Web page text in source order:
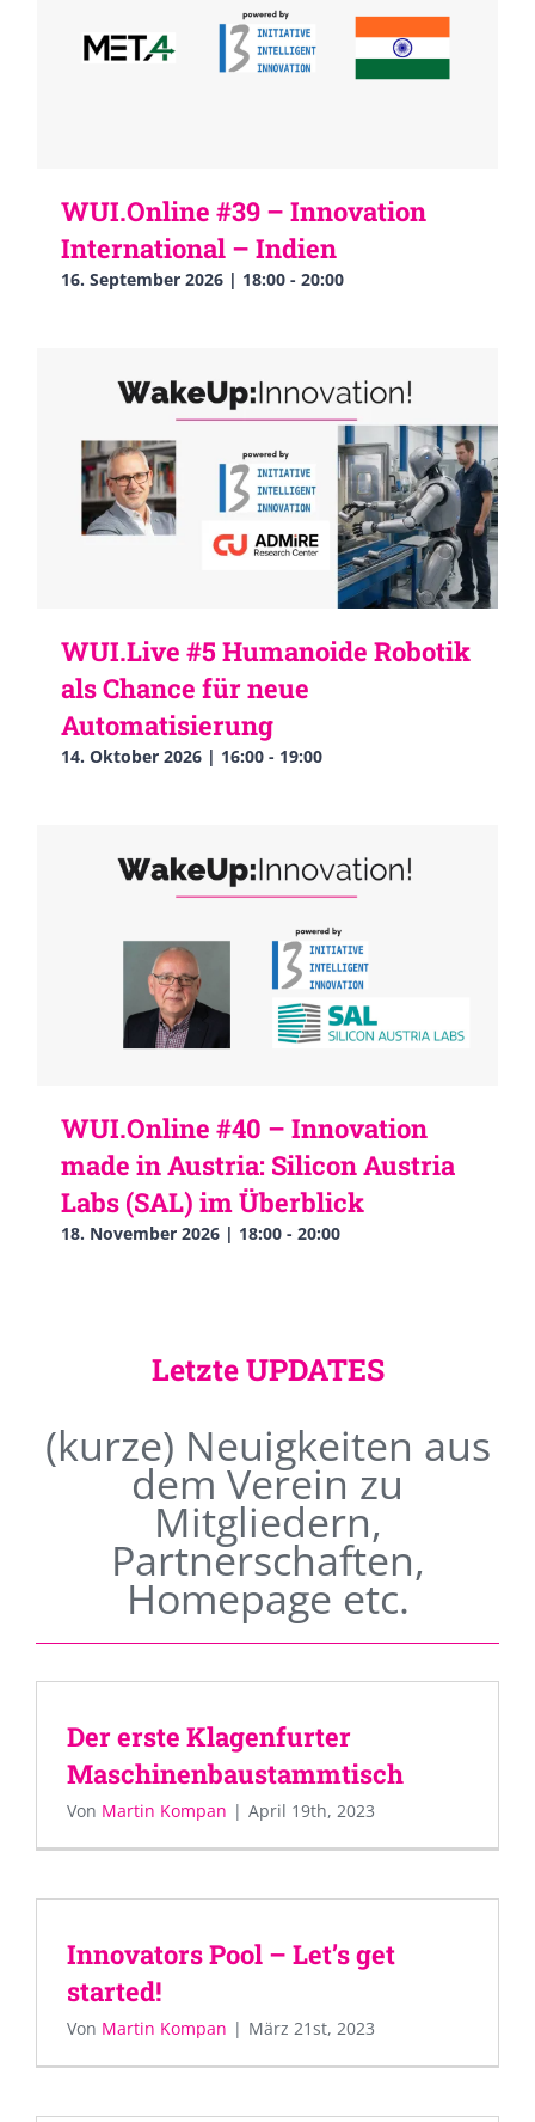
WUI.Online #39 – Innovation
International – Indien
16. September 2026 | 18:00 - 20:00
WUI.Live #5 Humanoide Robotik
als Chance für neue
Automatisierung
14. Oktober 2026 | 16:00 - 19:00
WUI.Online #40 – Innovation
made in Austria: Silicon Austria
Labs (SAL) im Überblick
18. November 2026 | 18:00 - 20:00
Letzte UPDATES
(kurze) Neuigkeiten aus
dem Verein zu
Mitgliedern,
Partnerschaften,
Homepage etc.
Der erste Klagenfurter
Maschinenbaustammtisch
Von Martin Kompan | April 19th, 2023
Innovators Pool – Let’s get
started!
Von Martin Kompan | März 21st, 2023